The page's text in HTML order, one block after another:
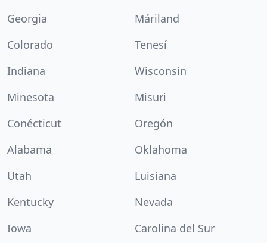
Georgia
Máriland
Colorado
Tenesí
Indiana
Wisconsin
Minesota
Misuri
Conécticut
Oregón
Alabama
Oklahoma
Utah
Luisiana
Kentucky
Nevada
Iowa
Carolina del Sur